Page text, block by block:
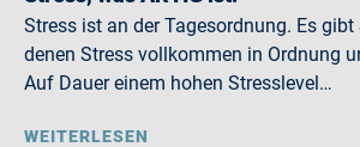
Stress ist an der Tagesordnung. Es
denen Stress vollkommen in Ordnung
Auf Dauer einem hohen Stresslevel…
WEITERLESEN